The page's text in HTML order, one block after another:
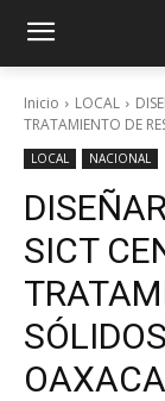
Inicio LOCAL
TRATAMIENTO DE
LOCAL NACIONAL
SICT
OAXACA